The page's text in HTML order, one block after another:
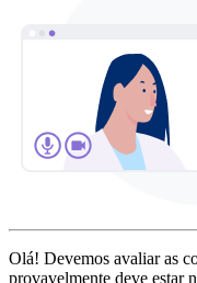
Olá! Devemos avaliar as
provavelmente deve estar